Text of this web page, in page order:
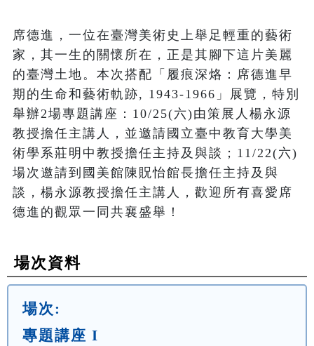
席德進，一位在臺灣美術史上舉足輕重的藝術
家，其一生的關懷所在，正是其腳下這片美麗
的臺灣土地。本次搭配「履痕深烙：席德進早
期的生命和藝術軌跡, 1943-1966」展覽，特別
舉辦2場專題講座：10/25(六)由策展人楊永源
教授擔任主講人，並邀請國立臺中教育大學美
術學系莊明中教授擔任主持及與談；11/22(六)
場次邀請到國美館陳貺怡館長擔任主持及與
談，楊永源教授擔任主講人，歡迎所有喜愛席
德進的觀眾一同共襄盛舉！
場次資料
場次:
專題講座 I